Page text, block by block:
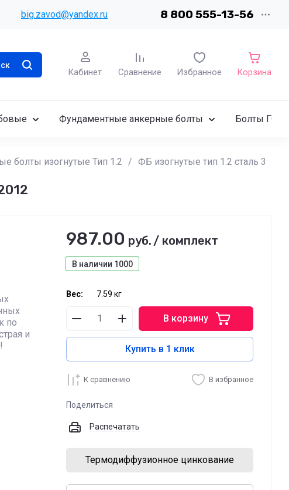
big.zavod@yandex.ru 8 800 555-13-56
Кабинет Сравнение Избранное Корзина
Фундаментные анкерные болты Болты
болты изогнутые Тип 1.2 / ФБ изогнутые тип 1.2 сталь 3
по
и
В наличии 1000
987.00 руб. / комплект
Вес: 7.59 кг
В корзину
Купить в 1 клик
К сравнению В избранное
Поделиться
Распечатать
Термодиффузионное цинкование